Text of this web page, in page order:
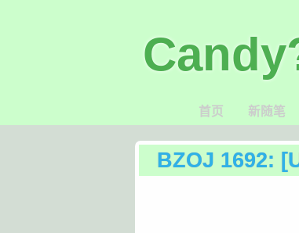
首页 新随笔
BZOJ 1692: